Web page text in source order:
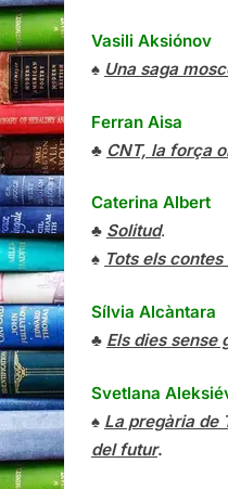
Vasili Aksiónov
♠ Una saga
Ferran Aisa
♣ CNT, la força
Caterina Albert
♣ Solitud.
♠ Tots els contes
Sílvia Alcàntara
♣ Els dies sense
Svetlana
♠ La pregària de
del futur.